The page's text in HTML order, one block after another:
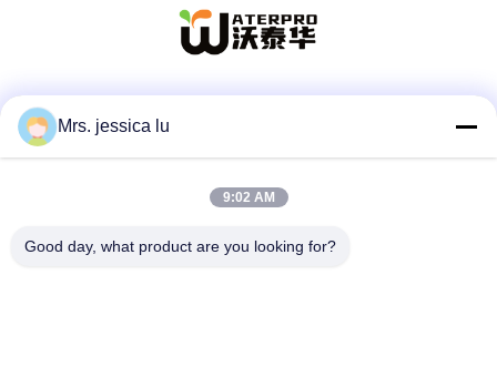
Mrs. jessica lu
9:02 AM
Good day, what product are you looking for?